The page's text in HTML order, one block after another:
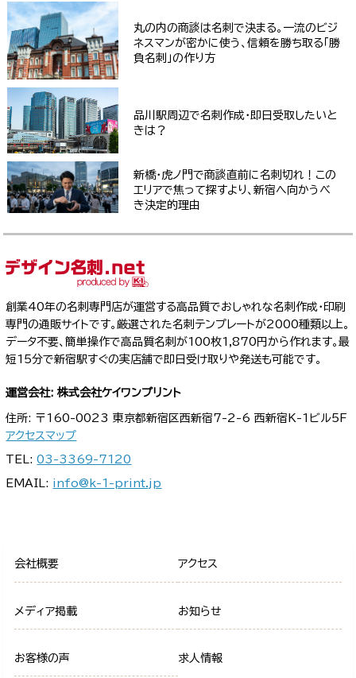
丸の内の商談は名刺で決まる。一流のビジ
ネスマンが密かに使う、信頼を勝ち取る「勝
負名刺」の作り方
品川駅周辺で名刺作成・即日受取したいと
きは？
新橋・虎ノ門で商談直前に名刺切れ！この
エリアで焦って探すより、新宿へ向かうべ
き決定的理由
創業40年の名刺専門店が運営する高品質でおしゃれな名刺作成・印刷
専門の通販サイトです。厳選された名刺テンプレートが2000種類以上。
データ不要、簡単操作で高品質名刺が100枚1,870円から作れます。最
短15分で新宿駅すぐの実店舗で即日受け取りや発送も可能です。
運営会社: 株式会社ケイワンプリント
住所: 〒160-0023 東京都新宿区西新宿7-2-6 西新宿K-1ビル5F
アクセスマップ
TEL:03-3369-7120
EMAIL: info@k-1-print.jp
会社概要 アクセス
メディア掲載 お知らせ
お客様の声 求人情報